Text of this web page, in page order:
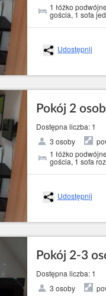
1 łóżko
gościa, 1 sofa
Udostępnij
Pokój 2
Dostępna liczba: 1
3 osoby
1 łóżko
gościa, 1 sofa
Udostępnij
Pokój 2-3
Dostępna liczba: 1
3 osoby